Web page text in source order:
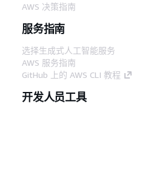
AWS 决策指南
服务指南
选择生成式人工智能服务
AWS 服务指南
GitHub 上的 AWS CLI 教程
开发人员工具